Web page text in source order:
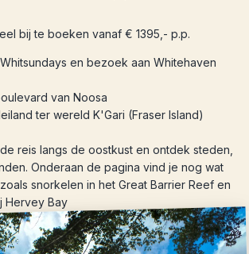
bij te boeken vanaf € 1395,- p.p.
en bezoek aan Whitehaven
van Noosa
ter wereld K'Gari (Fraser Island)
reis langs de oostkust en ontdek steden,
Onderaan de pagina vind je nog wat
snorkelen in het Great Barrier Reef en
Hervey Bay